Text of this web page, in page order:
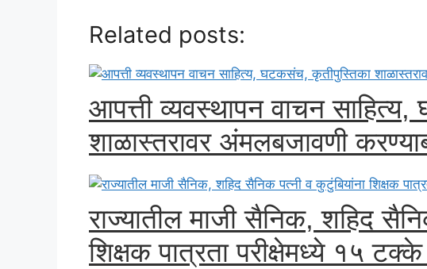
Related posts:
आपत्ती व्यवस्थापन वाचन
शाळास्तरावर अंमलबजावणी
राज्यातील माजी सैनिक, शहिद
शिक्षक पात्रता परीक्षेमध्ये १५